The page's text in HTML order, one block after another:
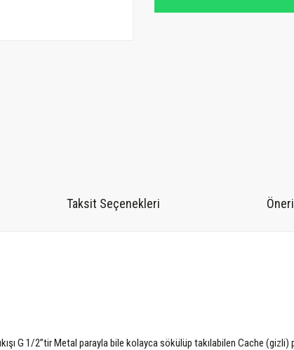
Taksit Seçenekleri
G 1/2”tir Metal parayla bile kolayca sökülüp takılabilen Cache